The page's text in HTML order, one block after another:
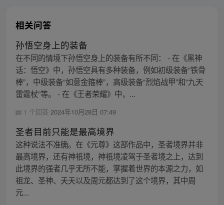
相关问答
孙悟空身上的装备
在不同的情境下孙悟空身上的装备有所不同： - 在《黑神
话：悟空》中，孙悟空具有多种装备，例如初级装备“铁骨
棒”，中级装备“如意金箍棒”，高级装备“烈焰战甲”和“九天
雷霆杖”等。 - 在《王者荣耀》中，...
1 个回答 2024年10月28日 07:49
圣者目前只能是最高境界
这种说法不准确。在《元尊》这部作品中，圣者境界并非
最高境界，还有神祇境，神祇境凌驾于圣者境之上，达到
此境界的强者几乎无所不能，掌握着世界的本源之力，如
祖龙、圣神、夭夭以及周元都达到了这个境界，其中周
元...